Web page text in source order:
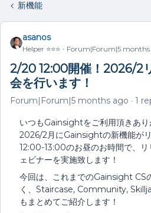
新機能
asanos
Helper ⭐️⭐️⭐️ Forum|Forum|5 months
2/20 12:00開催！2026/2
会を行います！
Forum|Forum|5 months ago 1
いつもGainsightをご利用頂きあり
2026/2月にGainsightの新機能が
12:00-13:00のお昼のお時間で、リ
ェビナーを実施致します！
今回は、これまでのGainsight CS
く、Staircase, Community,
もまとめてご紹介します！